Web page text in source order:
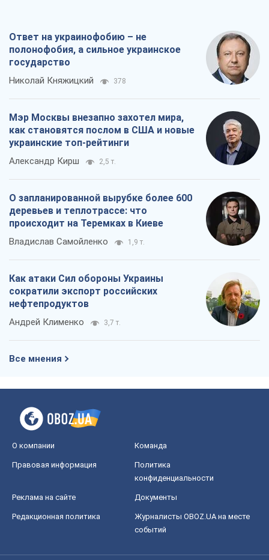
Ответ на украинофобию – не
полонофобия, а сильное украинское
государство
Николай Княжицкий 378
Мэр Москвы внезапно захотел мира,
как становятся послом в США и новые
украинские топ-рейтинги
Александр Кирш 2,5 т.
О запланированной вырубке более 600
деревьев и теплотрассе: что
происходит на Теремках в Киеве
Владислав Самойленко 1,9 т.
Как атаки Сил обороны Украины
сократили экспорт российских
нефтепродуктов
Андрей Клименко 3,7 т.
Все мнения
О компании Команда
Правовая информация
Политика
конфиденциальности
Реклама на сайте Документы
Редакционная политика
Журналисты OBOZ.UA на месте
событий